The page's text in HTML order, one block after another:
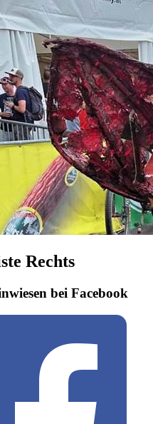
Rechts
bei Facebook